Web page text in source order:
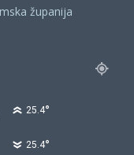
županija
25.4°
25.4°